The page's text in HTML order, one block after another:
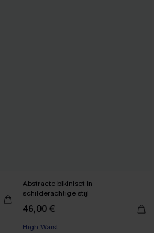
Abstracte bikiniset in
schilderachtige stijl
46,00 €
High Waist